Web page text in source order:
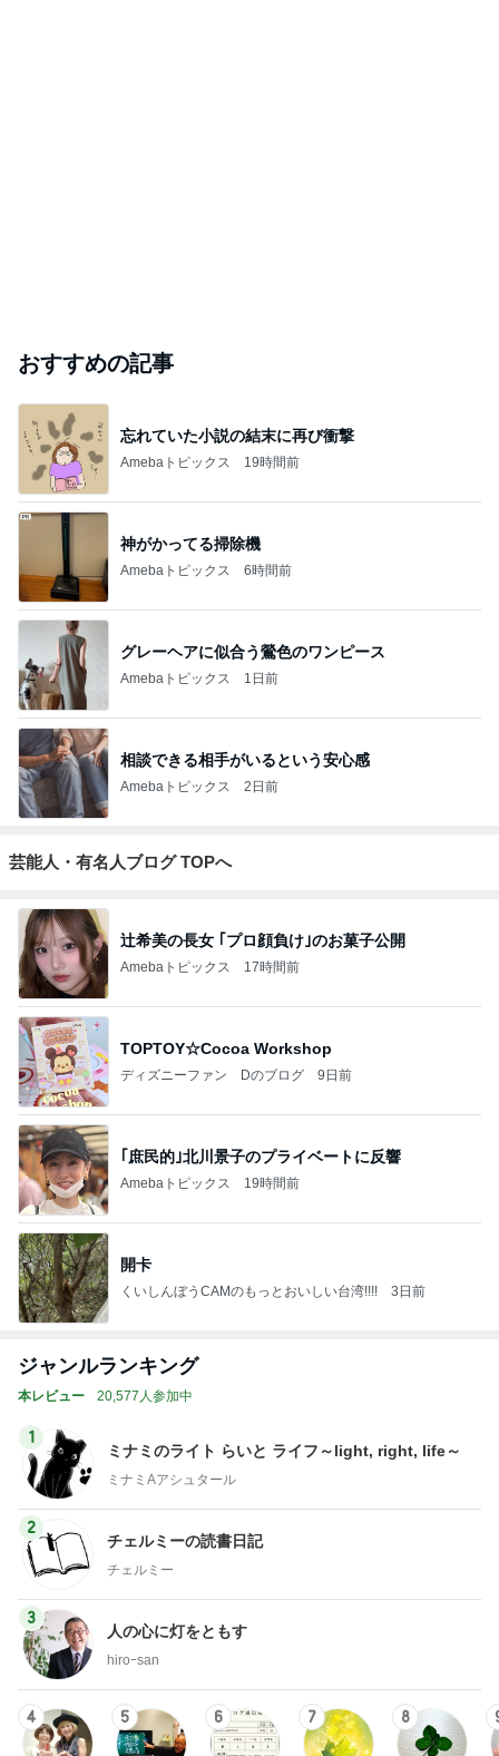
おすすめの記事
忘れていた小説の結末に再び衝撃
Amebaトピックス 19時間前
神がかってる掃除機
Amebaトピックス 6時間前
グレーヘアに似合う鶯色のワンピース
Amebaトピックス 1日前
相談できる相手がいるという安心感
Amebaトピックス 2日前
芸能人・有名人ブログ TOPへ
辻希美の長女 ｢プロ顔負け｣のお菓子公開
Amebaトピックス 17時間前
TOPTOY☆Cocoa Workshop
ディズニーファン Dのブログ 9日前
｢庶民的｣北川景子のプライベートに反響
Amebaトピックス 19時間前
開卡
くいしんぼうCAMのもっとおいしい台湾!!!! 3日前
ジャンルランキング
本レビュー 20,577人参加中
1
ミナミのライト らいと ライフ～light, right, life～
ミナミAアシュタール
2
チェルミーの読書日記
チェルミー
3
人の心に灯をともす
hiroｰsan
4 5 6 7 8